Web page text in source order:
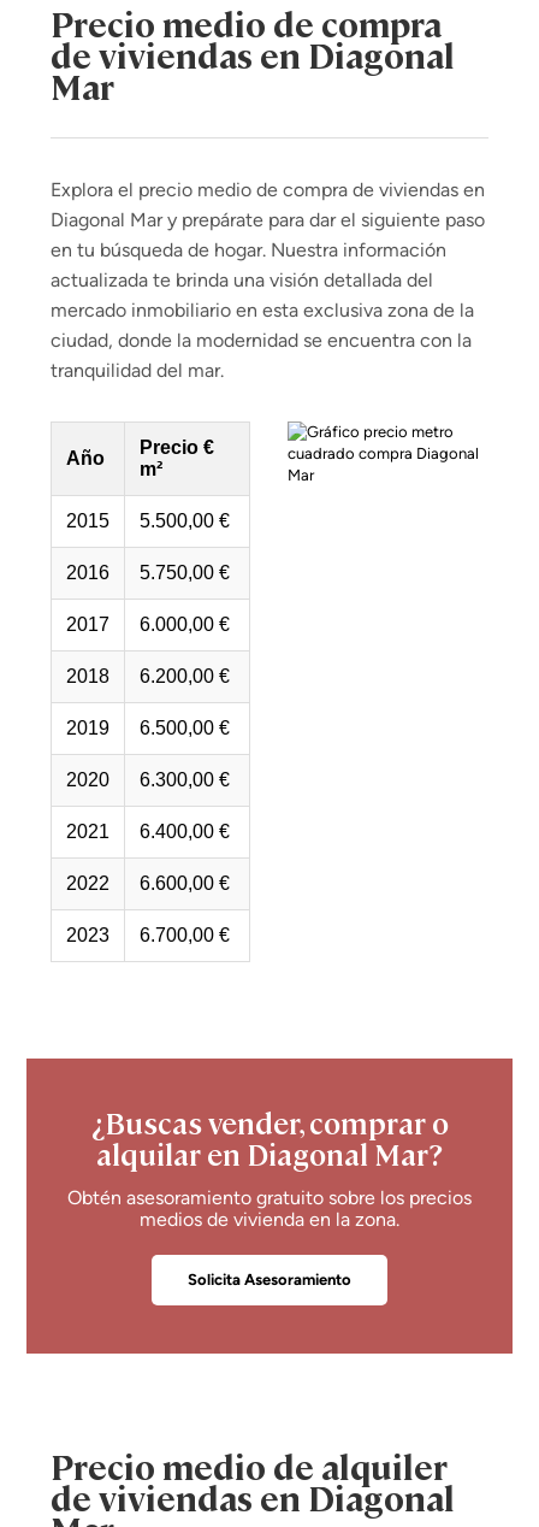
Precio medio de compra
de viviendas en Diagonal
Mar
Explora el precio medio de compra de viviendas en
Diagonal Mar y prepárate para dar el siguiente paso
en tu búsqueda de hogar. Nuestra información
actualizada te brinda una visión detallada del
mercado inmobiliario en esta exclusiva zona de la
ciudad, donde la modernidad se encuentra con la
tranquilidad del mar.
Año
Precio €
m²
2015 5.500,00 €
2016 5.750,00 €
2017 6.000,00 €
2018 6.200,00 €
2019 6.500,00 €
2020 6.300,00 €
2021 6.400,00 €
2022 6.600,00 €
2023 6.700,00 €
¿Buscas vender, comprar o
alquilar en Diagonal Mar?
Obtén asesoramiento gratuito sobre los precios
medios de vivienda en la zona.
Solicita Asesoramiento
Precio medio de alquiler
de viviendas en Diagonal